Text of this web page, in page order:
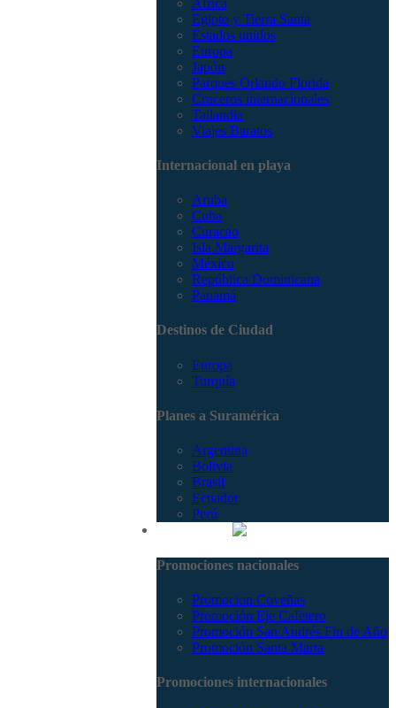
Egipto y Tierra Santa
Estados unidos
Europa
Japón
Parques Orlando Florida
Cruceros internacionales
Tailandia
Viajes Baratos
Internacional en playa
Aruba
Cuba
Curacao
Isla Margarita
México
República Dominicana
Panamá
Destinos de Ciudad
Europa
Turquía
Planes a Suramérica
Argentina
Bolivia
Brasil
Ecuador
Perú
Promociones nacionales
Promocion Coveñas
Promoción Eje Cafetero
Promoción San Andrés Fin de Año
Promoción Santa Marta
Promociones internacionales